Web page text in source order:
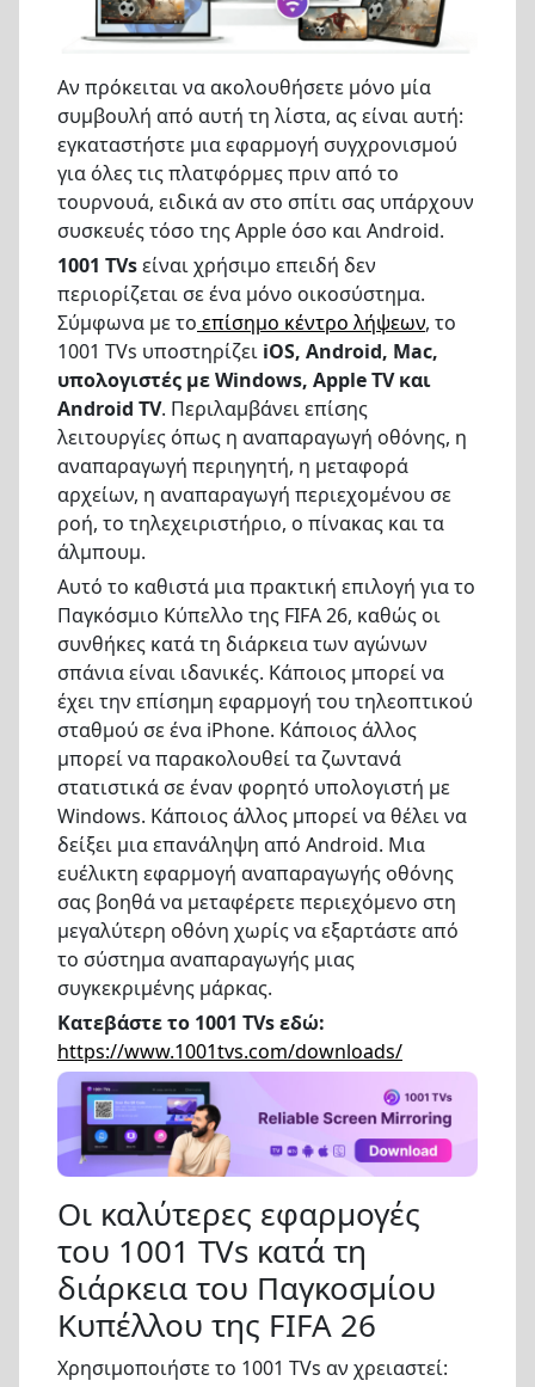
Αν πρόκειται να ακολουθήσετε μόνο μία
συμβουλή από αυτή τη λίστα, ας είναι αυτή:
εγκαταστήστε μια εφαρμογή συγχρονισμού
για όλες τις πλατφόρμες πριν από το
τουρνουά, ειδικά αν στο σπίτι σας υπάρχουν
συσκευές τόσο της Apple όσο και Android.
1001 TVsείναι χρήσιμο επειδή δεν
περιορίζεται σε ένα μόνο οικοσύστημα.
Σύμφωνα με το επίσημο κέντρο λήψεων, το
1001 TVs υποστηρίζει iOS, Android, Mac,
υπολογιστές με Windows, Apple TV και
Android TV. Περιλαμβάνει επίσης
λειτουργίες όπως η αναπαραγωγή οθόνης, η
αναπαραγωγή περιηγητή, η μεταφορά
αρχείων, η αναπαραγωγή περιεχομένου σε
ροή, το τηλεχειριστήριο, ο πίνακας και τα
άλμπουμ.
Αυτό το καθιστά μια πρακτική επιλογή για το
Παγκόσμιο Κύπελλο της FIFA 26, καθώς οι
συνθήκες κατά τη διάρκεια των αγώνων
σπάνια είναι ιδανικές. Κάποιος μπορεί να
έχει την επίσημη εφαρμογή του τηλεοπτικού
σταθμού σε ένα iPhone. Κάποιος άλλος
μπορεί να παρακολουθεί τα ζωντανά
στατιστικά σε έναν φορητό υπολογιστή με
Windows. Κάποιος άλλος μπορεί να θέλει να
δείξει μια επανάληψη από Android. Μια
ευέλικτη εφαρμογή αναπαραγωγής οθόνης
σας βοηθά να μεταφέρετε περιεχόμενο στη
μεγαλύτερη οθόνη χωρίς να εξαρτάστε από
το σύστημα αναπαραγωγής μιας
συγκεκριμένης μάρκας.
Κατεβάστε το 1001 TVs εδώ:
https://www.1001tvs.com/downloads/
Οι καλύτερες εφαρμογές
του 1001 TVs κατά τη
διάρκεια του Παγκοσμίου
Κυπέλλου της FIFA 26
Χρησιμοποιήστε το 1001 TVs αν χρειαστεί: